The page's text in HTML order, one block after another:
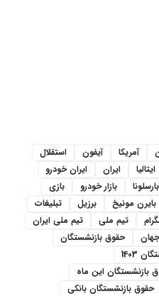
آمریکا آیفون
استقلال
ایتالیا ایران
ایران خودرو
بارسلونا بازار خودرو
بازی
بایرن مونیخ برزیل
تبلیغات
تیم ملی
تیم ملی ایران
جهان
حقوق بازنشستگان
1403
بازنشستگان این ماه
حقوق بازنشستگان بانکی